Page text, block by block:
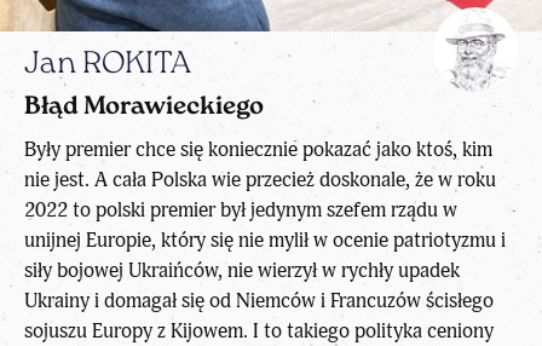
Jan ROKITA
Błąd Morawieckiego
Były premier chce się koniecznie pokazać jako ktoś, kim
nie jest. A cała Polska wie przecież doskonale, że w roku
2022 to polski premier był jedynym szefem rządu w
unijnej Europie, który się nie mylił w ocenie patriotyzmu i
siły bojowej Ukraińców, nie wierzył w rychły upadek
Ukrainy i domagał się od Niemców i Francuzów ścisłego
sojuszu Europy z Kijowem. I to takiego polityka ceniony